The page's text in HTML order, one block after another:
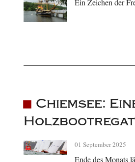
Ein Zeichen der
Chiemsee:
01 September 2025
Ende des Monats